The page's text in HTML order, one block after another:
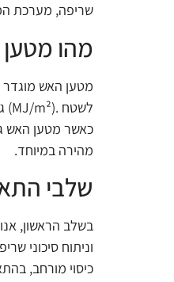
שריפה, מערכת
מהו
מטען האש מוגדר
לשטח (MJ/m²).
כאשר מטען האש
מהירה במיוחד.
שלבי
בשלב הראשון,
וניתוח סיכוני
כיסוי מורחב,